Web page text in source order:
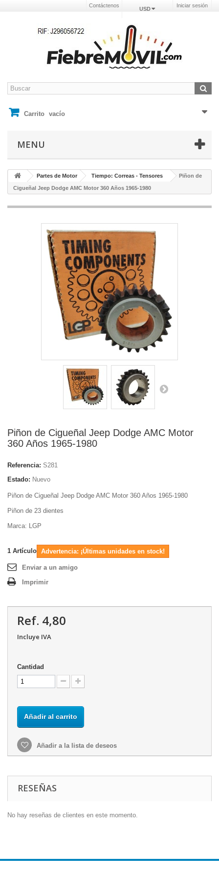
Iniciar sesión
USD
Contáctenos
Carrito vacío
MENU
Partes de Motor Tiempo: Correas - Tensores Piñon de
Cigueñal Jeep Dodge AMC Motor 360 Años 1965-1980
Piñon de Cigueñal Jeep Dodge AMC Motor
360 Años 1965-1980
Referencia: S281
Estado: Nuevo
Piñon de Cigueñal Jeep Dodge AMC Motor 360 Años 1965-1980
Piñon de 23 dientes
Marca: LGP
1 Artículo Advertencia: ¡Últimas unidades en stock!
Enviar a un amigo
Imprimir
Ref. 4,80
Incluye IVA
Cantidad
Añadir al carrito
Añadir a la lista de deseos
RESEÑAS
No hay reseñas de clientes en este momento.